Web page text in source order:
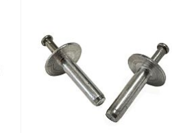
В избранное
К сравнению В наличии